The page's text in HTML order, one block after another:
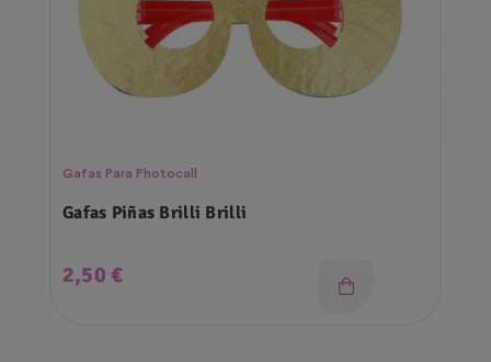
Gafas Para Photocall
Gafas Piñas Brilli Brilli
Precio
2,50 €